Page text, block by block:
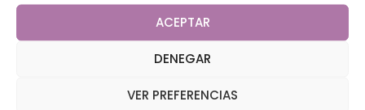
ACEPTAR
DENEGAR
VER PREFERENCIAS
la vanguardia de estas tecnologías, ofreciendo a
nuestros pacientes los tratamientos más avanzados
en implantología dental.